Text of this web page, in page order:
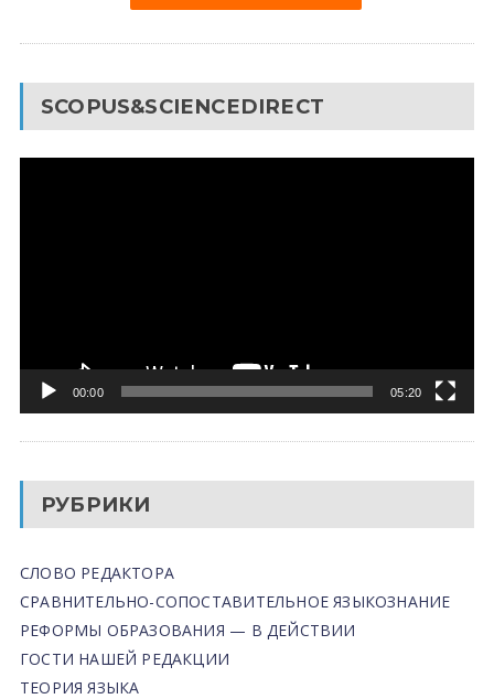
SCOPUS&SCIENCEDIRECT
00:00 05:20
РУБРИКИ
СЛОВО РЕДАКТОРА
СРАВНИТЕЛЬНО-СОПОСТАВИТЕЛЬНОЕ ЯЗЫКОЗНАНИЕ
РЕФОРМЫ ОБРАЗОВАНИЯ — В ДЕЙСТВИИ
ГОСТИ НАШЕЙ РЕДАКЦИИ
ТЕОРИЯ ЯЗЫКА